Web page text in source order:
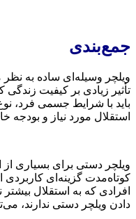
جمع‌بندی
ویلچر وسیله‌ای ساده به
تأثیر زیادی بر کیفیت
باید با شرایط جسمی فرد،
استقلال مورد نیاز و بودجه
ویلچر دستی برای بسیاری
کوتاه‌مدت گزینه‌ای
افرادی که به استقلال
دادن ویلچر دستی ندارند،